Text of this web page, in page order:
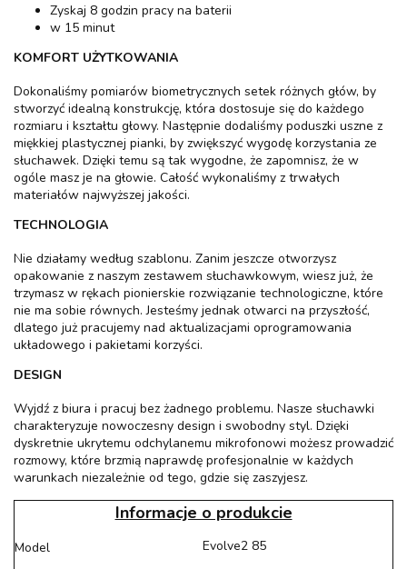
Zyskaj 8 godzin pracy na baterii
w 15 minut
KOMFORT UŻYTKOWANIA
Dokonaliśmy pomiarów biometrycznych setek różnych głów, by
stworzyć idealną konstrukcję, która dostosuje się do każdego
rozmiaru i kształtu głowy. Następnie dodaliśmy poduszki uszne z
miękkiej plastycznej pianki, by zwiększyć wygodę korzystania ze
słuchawek. Dzięki temu są tak wygodne, że zapomnisz, że w
ogóle masz je na głowie. Całość wykonaliśmy z trwałych
materiałów najwyższej jakości.
TECHNOLOGIA
Nie działamy według szablonu. Zanim jeszcze otworzysz
opakowanie z naszym zestawem słuchawkowym, wiesz już, że
trzymasz w rękach pionierskie rozwiązanie technologiczne, które
nie ma sobie równych. Jesteśmy jednak otwarci na przyszłość,
dlatego już pracujemy nad aktualizacjami oprogramowania
układowego i pakietami korzyści.
DESIGN
Wyjdź z biura i pracuj bez żadnego problemu. Nasze słuchawki
charakteryzuje nowoczesny design i swobodny styl. Dzięki
dyskretnie ukrytemu odchylanemu mikrofonowi możesz prowadzić
rozmowy, które brzmią naprawdę profesjonalnie w każdych
warunkach niezależnie od tego, gdzie się zaszyjesz.
Informacje o produkcie
Model
Evolve2 85